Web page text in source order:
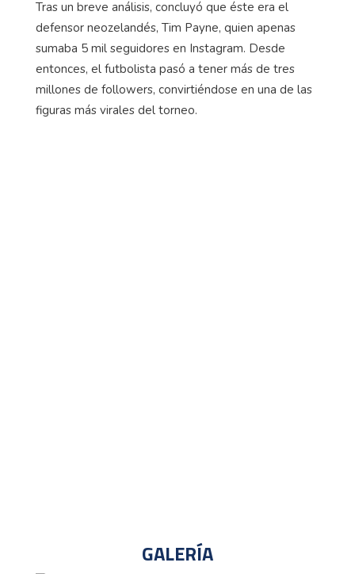
Tras un breve análisis, concluyó que éste era el
defensor neozelandés, Tim Payne, quien apenas
sumaba 5 mil seguidores en Instagram. Desde
entonces, el futbolista pasó a tener más de tres
millones de followers, convirtiéndose en una de las
figuras más virales del torneo.
GALERÍA